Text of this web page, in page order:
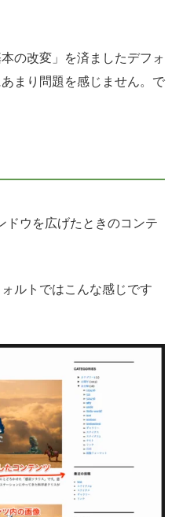
の改変」を済ましたデフォ
まり問題を感じません。で
ドウを広げたときのコンテ
ルトではこんな感じです